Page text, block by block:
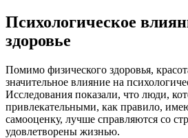
Психологическое
здоровье
Помимо физического здоровья,
значительное влияние на
Исследования показали, что люди,
привлекательными, как правило,
самооценку, лучше справляются со
удовлетворены жизнью.